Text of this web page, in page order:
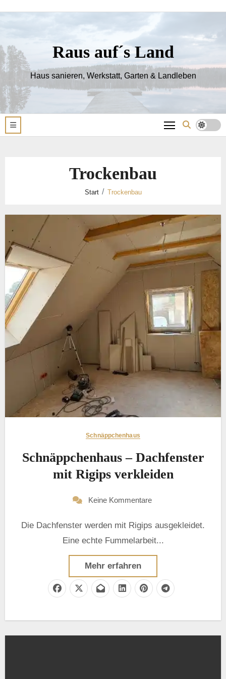
Raus auf´s Land
Haus sanieren, Werkstatt, Garten & Landleben
Trockenbau
Start Trockenbau
Schnäppchenhaus
Schnäppchenhaus – Dachfenster
mit Rigips verkleiden
Keine Kommentare
Die Dachfenster werden mit Rigips ausgekleidet.
Eine echte Fummelarbeit...
Mehr erfahren